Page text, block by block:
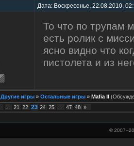
Дата: Воскресенье, 22.08.2010,
То что по трупам
есть ролик с
ясно видно что
пистолета и из
Другие игры » Остальные игры » Mafia II
21 22 23 24 25 47 48 »
© 2007–